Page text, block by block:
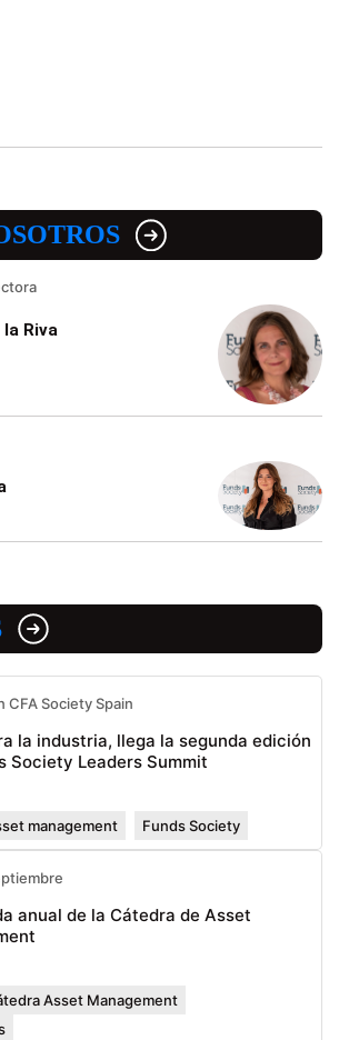
Riva
CFA Society Spain
la industria, llega la segunda edición
Society Leaders Summit
management Funds Society
anual de la Cátedra de Asset
Asset Management